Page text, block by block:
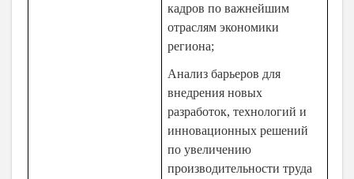
кадров по важнейшим
отраслям экономики
региона;
Анализ барьеров для
внедрения новых
разработок, технологий и
инновационных решений
по увеличению
производительности труда